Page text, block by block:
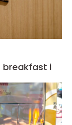
breakfast i